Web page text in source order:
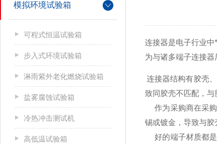
模拟环境试验箱
可程式恒温试验箱
步入式环境试验箱
淋雨紫外老化燃烧试验箱
盐雾腐蚀试验箱
冷热冲击测试机
高低温试验箱
连接器是电子行业
为与诸多端子连接
连接器结构有胶壳、
致同胶壳不匹配，
作为采购商在采
锡或镀金，导致与
好的端子材质都